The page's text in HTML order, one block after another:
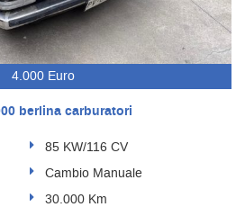
4.000 Euro
berlina carburatori
85 KW/116 CV
Cambio Manuale
30.000 Km